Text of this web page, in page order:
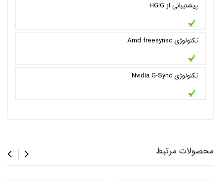
پیشتیبانی از HGIG
تکنولوژی Amd freesynsc
تکنولوژی Nvidia G-Sync
محصولات مرتبط